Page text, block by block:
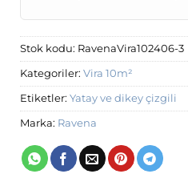
Stok kodu: RavenaVira102406-3
Kategoriler: Vira 10m²
Etiketler: Yatay ve dikey çizgili
Marka: Ravena